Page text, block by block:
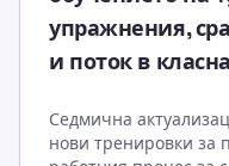
упражнения,
и поток в
Седмична
нови тренировки за